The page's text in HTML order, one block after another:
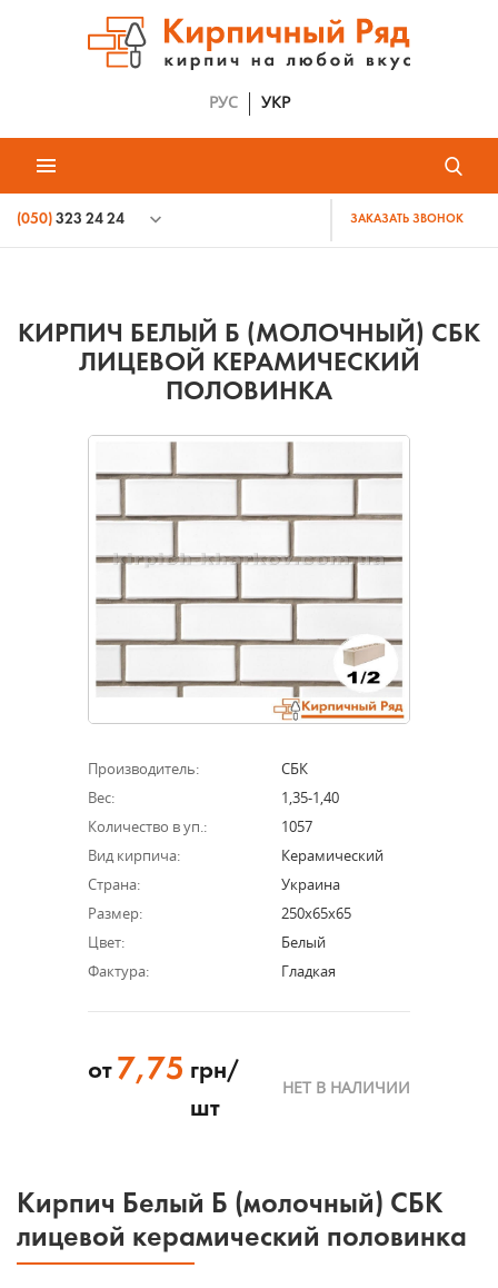
РУС УКР
(050) 323 24 24 ЗАКАЗАТЬ ЗВОНОК
КИРПИЧ БЕЛЫЙ Б (МОЛОЧНЫЙ) СБК
ЛИЦЕВОЙ КЕРАМИЧЕСКИЙ
ПОЛОВИНКА
Производитель:
СБК
Вес:
1,35-1,40
Количество в уп.:
1057
Вид кирпича:
Керамический
Страна:
Украина
Размер:
250х65х65
Цвет:
Белый
Фактура:
Гладкая
от 7,75 грн/
шт
НЕТ В НАЛИЧИИ
Кирпич Белый Б (молочный) СБК
лицевой керамический половинка